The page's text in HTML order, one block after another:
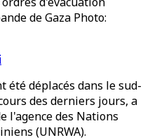
de Gaza Photo:
été déplacés dans le sud-
des derniers jours, a
l'agence des Nations
(UNRWA).